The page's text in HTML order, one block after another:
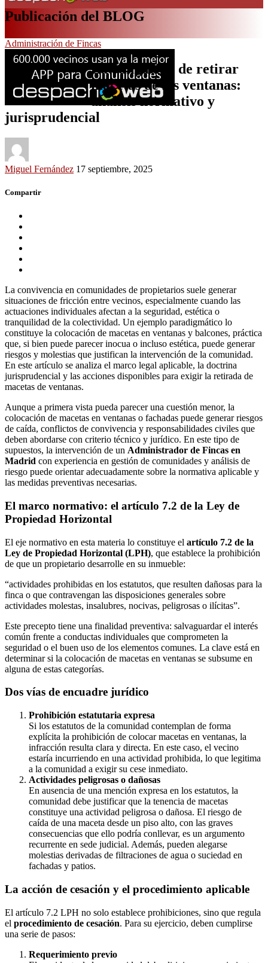
Publicación del BLOG
Administración de Fincas
La obligación de retirar
macetas de las ventanas:
análisis normativo y
jurisprudencial
Miguel Fernández 17 septiembre, 2025
Compartir
La convivencia en comunidades de propietarios suele generar
situaciones de fricción entre vecinos, especialmente cuando las
actuaciones individuales afectan a la seguridad, estética o
tranquilidad de la colectividad. Un ejemplo paradigmático lo
constituye la colocación de macetas en ventanas y balcones, práctica
que, si bien puede parecer inocua o incluso estética, puede generar
riesgos y molestias que justifican la intervención de la comunidad.
En este artículo se analiza el marco legal aplicable, la doctrina
jurisprudencial y las acciones disponibles para exigir la retirada de
macetas de ventanas.
Aunque a primera vista pueda parecer una cuestión menor, la
colocación de macetas en ventanas o fachadas puede generar riesgos
de caída, conflictos de convivencia y responsabilidades civiles que
deben abordarse con criterio técnico y jurídico. En este tipo de
supuestos, la intervención de un Administrador de Fincas en
Madrid con experiencia en gestión de comunidades y análisis de
riesgo puede orientar adecuadamente sobre la normativa aplicable y
las medidas preventivas necesarias.
El marco normativo: el artículo 7.2 de la Ley de
Propiedad Horizontal
El eje normativo en esta materia lo constituye el artículo 7.2 de la
Ley de Propiedad Horizontal (LPH), que establece la prohibición
de que un propietario desarrolle en su inmueble:
“actividades prohibidas en los estatutos, que resulten dañosas para la
finca o que contravengan las disposiciones generales sobre
actividades molestas, insalubres, nocivas, peligrosas o ilícitas”.
Este precepto tiene una finalidad preventiva: salvaguardar el interés
común frente a conductas individuales que comprometen la
seguridad o el buen uso de los elementos comunes. La clave está en
determinar si la colocación de macetas en ventanas se subsume en
alguna de estas categorías.
Dos vías de encuadre jurídico
Prohibición estatutaria expresa
Si los estatutos de la comunidad contemplan de forma
explícita la prohibición de colocar macetas en ventanas, la
infracción resulta clara y directa. En este caso, el vecino
estaría incurriendo en una actividad prohibida, lo que legitima
a la comunidad a exigir su cese inmediato.
Actividades peligrosas o dañosas
En ausencia de una mención expresa en los estatutos, la
comunidad debe justificar que la tenencia de macetas
constituye una actividad peligrosa o dañosa. El riesgo de
caída de una maceta desde un piso alto, con las graves
consecuencias que ello podría conllevar, es un argumento
recurrente en sede judicial. Además, pueden alegarse
molestias derivadas de filtraciones de agua o suciedad en
fachadas y patios.
La acción de cesación y el procedimiento aplicable
El artículo 7.2 LPH no solo establece prohibiciones, sino que regula
el procedimiento de cesación. Para su ejercicio, deben cumplirse
una serie de pasos:
Requerimiento previo